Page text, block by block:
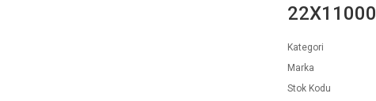
22X11000
Kategori
Marka
Stok Kodu